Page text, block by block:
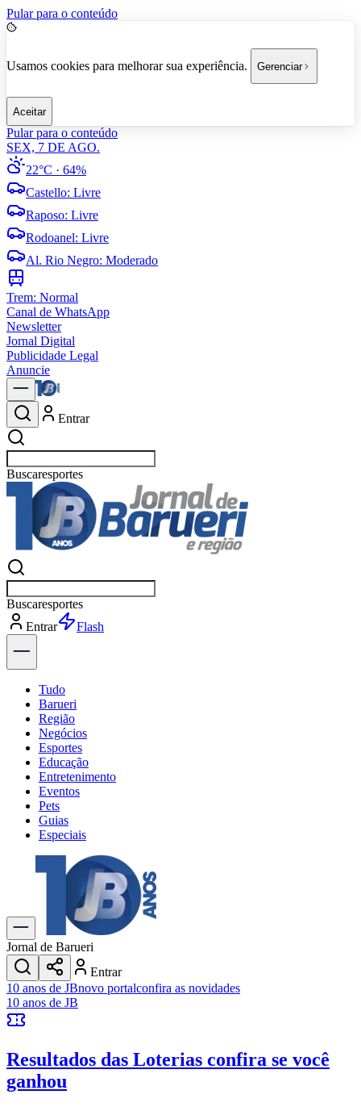
Pular para o conteúdo
Usamos cookies para melhorar sua experiência. Gerenciar
Aceitar
Pular para o conteúdo
SEX, 7 DE AGO.
22°C · 64%
Castello: Livre
Raposo: Livre
Rodoanel: Livre
Al. Rio Negro: Moderado
Trem: Normal
Canal de WhatsApp
Newsletter
Jornal Digital
Publicidade Legal
Anuncie
Entrar
Buscarp
Buscarpo
Entrar
Explorar
Tudo
Barueri
Região
Negócios
Esportes
Educação
Entretenimento
Eventos
Pets
Guias
Especiais
Explore Tudo
Últimas Notícias
Previsão do Tempo
Trânsito e Rotas
Dia a Dia & Lazer
Transportes
Gastronomia
Cinema & Shows
JogosNovo
Anuncie no Portal
Cadastrar Empresa
Divulgar Vagas
Jornal de Barueri
Entrar
10 anos de JBnovo portalconfira as novidades
10 anos de JB
Resultados das Loterias confira se você
ganhou